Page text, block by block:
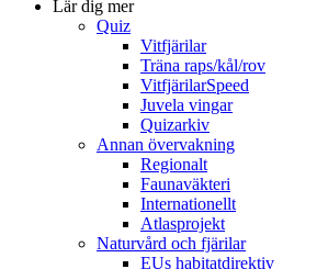
Lär dig mer
Quiz
Vitfjärilar
Träna raps/kål/rov
VitfjärilarSpeed
Juvela vingar
Quizarkiv
Annan övervakning
Regionalt
Faunaväkteri
Internationellt
Atlasprojekt
Naturvård och fjärilar
EUs habitatdirektiv